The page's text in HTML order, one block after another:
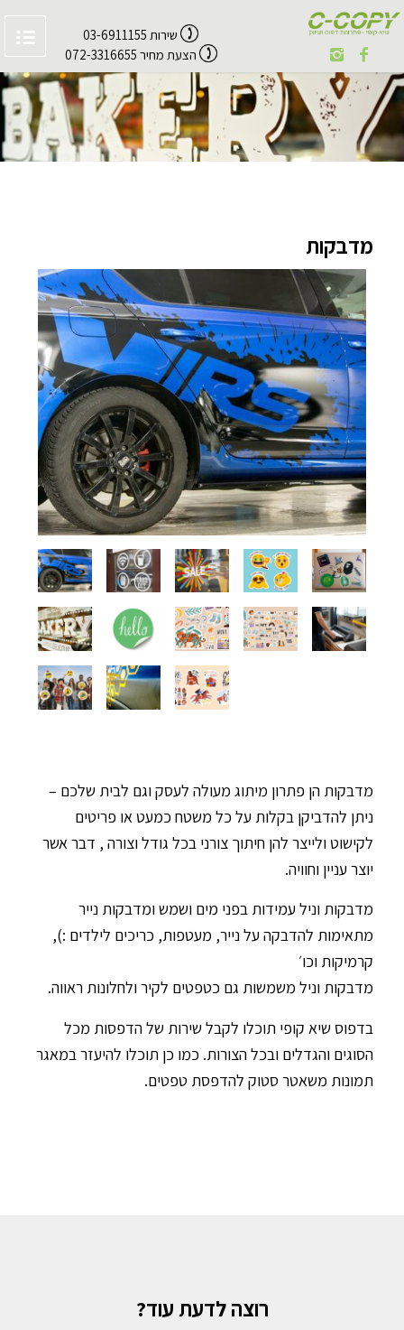
שירות 03-6911155
הצעת מחיר 072-3316655
מדבקות
מדבקות הן פתרון מיתוג מעולה לעסק וגם לבית שלכם –
ניתן להדביקן בקלות על כל משטח כמעט או פריטים
לקישוט ולייצר להן חיתוך צורני בכל גודל וצורה , דבר אשר
יוצר עניין וחוויה.
מדבקות וניל עמידות בפני מים ושמש ומדבקות נייר
מתאימות להדבקה על נייר, מעטפות, כריכים לילדים :),
קרמיקות וכו׳
מדבקות וניל משמשות גם כטפטים לקיר ולחלונות ראווה.
בדפוס שיא קופי תוכלו לקבל שירות של הדפסות מכל
הסוגים והגדלים ובכל הצורות. כמו כן תוכלו להיעזר במאגר
תמונות משאטר סטוק להדפסת טפטים.
רוצה לדעת עוד?